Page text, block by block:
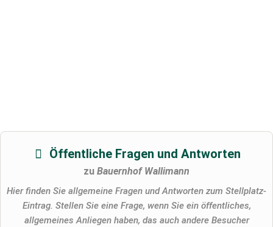
Öffentliche Fragen und Antworten
zu Bauernhof Wallimann
Hier finden Sie allgemeine Fragen und Antworten zum Stellplatz-
Eintrag. Stellen Sie eine Frage, wenn Sie ein öffentliches,
allgemeines Anliegen haben, das auch andere Besucher